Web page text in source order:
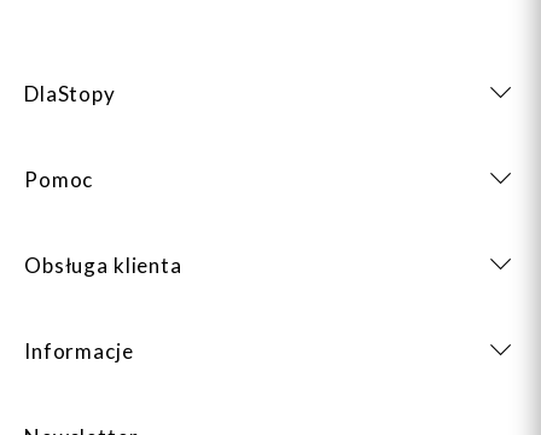
DlaStopy
Pomoc
Obsługa klienta
Informacje